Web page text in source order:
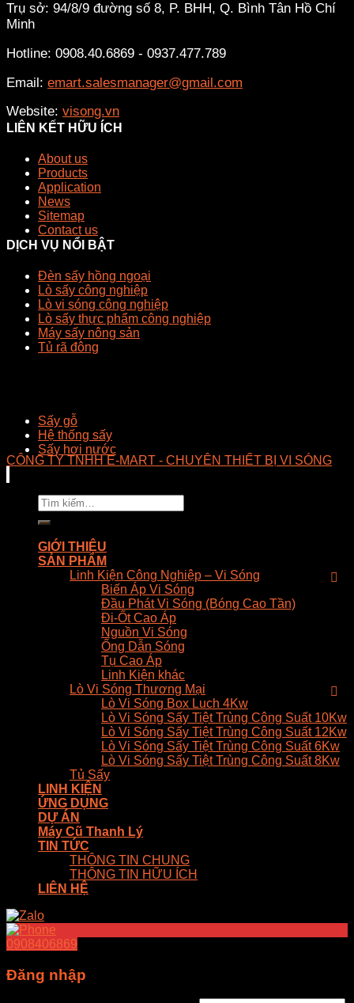
Trụ sở: 94/8/9 đường số 8, P. BHH, Q. Bình Tân Hồ Chí
Minh
Hotline: 0908.40.6869 - 0937.477.789
Email: emart.salesmanager@gmail.com
Website: visong.vn
LIÊN KẾT HỮU ÍCH
About us
Products
Application
News
Sitemap
Contact us
DỊCH VỤ NỔI BẬT
Đèn sấy hồng ngoại
Lò sấy công nghiệp
Lò vi sóng công nghiệp
Lò sấy thực phẩm công nghiệp
Máy sấy nông sản
Tủ rã đông
Sấy gỗ
Hệ thống sấy
Sấy hơi nước
CÔNG TY TNHH E-MART - CHUYÊN THIẾT BỊ VI SÓNG
Tìm
kiếm:
GIỚI THIỆU
SẢN PHẨM
Linh Kiện Công Nghiệp – Vi Sóng
Biến Áp Vi Sóng
Đầu Phát Vi Sóng (Bóng Cao Tần)
Đi-Ốt Cao Áp
Nguồn Vi Sóng
Ống Dẫn Sóng
Tụ Cao Áp
Linh Kiện khác
Lò Vi Sóng Thương Mại
Lò Vi Sóng Box Luch 4Kw
Lò Vi Sóng Sấy Tiệt Trùng Công Suất 10Kw
Lò Vi Sóng Sấy Tiệt Trùng Công Suất 12Kw
Lò Vi Sóng Sấy Tiệt Trùng Công Suất 6Kw
Lò Vi Sóng Sấy Tiệt Trùng Công Suất 8Kw
Tủ Sấy
LINH KIỆN
ỨNG DỤNG
DỰ ÁN
Máy Cũ Thanh Lý
TIN TỨC
THÔNG TIN CHUNG
THÔNG TIN HỮU ÍCH
LIÊN HỆ
0908406869
Đăng nhập